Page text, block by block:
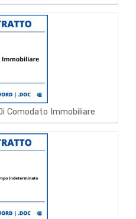
Comodato Immobiliare